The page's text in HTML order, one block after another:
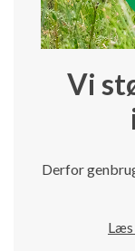
Vi
Derfor
Læs